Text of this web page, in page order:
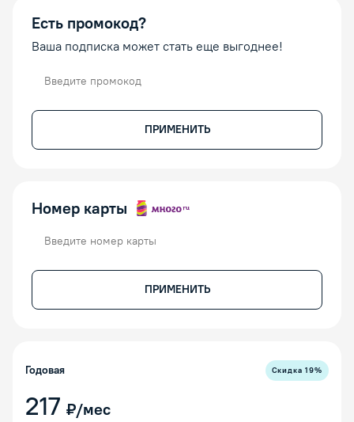
Есть промокод?
Ваша подписка может стать еще выгоднее!
ПРИМЕНИТЬ
Номер карты
ПРИМЕНИТЬ
Годовая Скидка19%
217 ₽/мес